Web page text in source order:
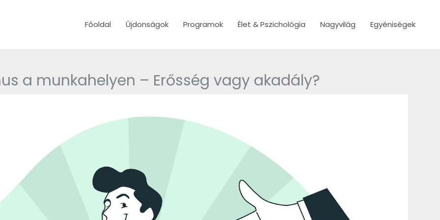
Főoldal Újdonságok Programok Élet & Pszichológia Nagyvilág Egyéniségek
a munkahelyen – Erősség vagy akadály?